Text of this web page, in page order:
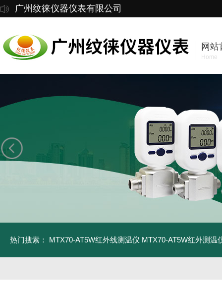
广州纹徕仪器仪表有限公司
网站
Home
热门搜索： MTX70-AT5W红外线测温仪 MTX70-AT5W红外测温